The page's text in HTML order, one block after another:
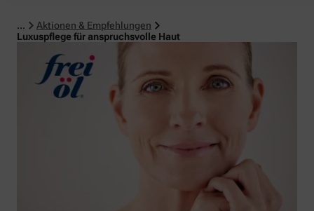
...
Aktionen & Empfehlungen
Luxuspflege für anspruchsvolle Haut